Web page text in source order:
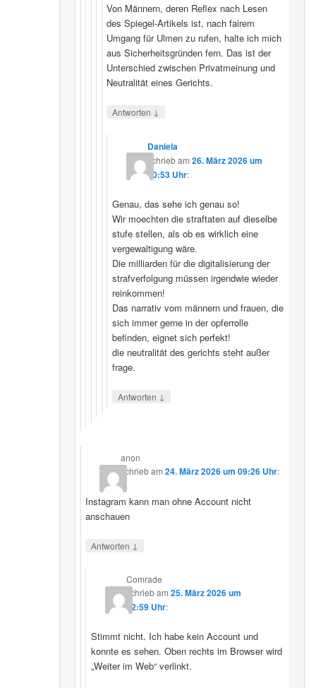
Von Männern, deren Reflex nach Lesen
des Spiegel-Artikels ist, nach fairem
Umgang für Ulmen zu rufen, halte ich mich
aus Sicherheitsgründen fern. Das ist der
Unterschied zwischen Privatmeinung und
Neutralität eines Gerichts.
Antworten ↓
Daniela
schriebam 26. März 2026 um
10:53 Uhr:
Genau, das sehe ich genau so!
Wir moechten die straftaten auf dieselbe
stufe stellen, als ob es wirklich eine
vergewaltigung wäre.
Die milliarden für die digitalisierung der
strafverfolgung müssen irgendwie wieder
reinkommen!
Das narrativ vom männern und frauen, die
sich immer gerne in der opferrolle
befinden, eignet sich perfekt!
die neutralität des gerichts steht außer
frage.
Antworten ↓
anon
schriebam24. März 2026 um 09:26 Uhr:
Instagram kann man ohne Account nicht
anschauen
Antworten ↓
Comrade
schriebam 25. März 2026 um
12:59 Uhr:
Stimmt nicht. Ich habe kein Account und
konnte es sehen. Oben rechts im Browser wird
„Weiter im Web“ verlinkt.